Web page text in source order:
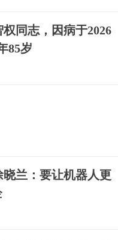
同志，因病于2026
85岁
兰：要让机器人更